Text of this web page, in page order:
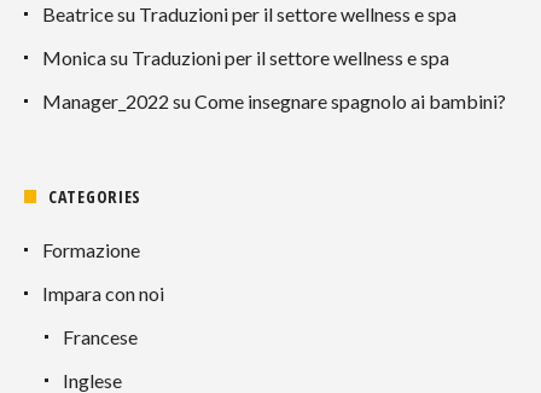
Beatricesu Traduzioni per il settore wellness e spa
Monicasu Traduzioni per il settore wellness e spa
Manager_2022 suCome insegnare spagnolo ai bambini?
CATEGORIES
Formazione
Impara con noi
Francese
Inglese